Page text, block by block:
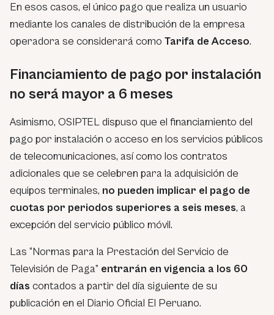
En esos casos, el único pago que realiza un usuario
mediante los canales de distribución de la empresa
operadora se considerará como Tarifa de Acceso.
Financiamiento de pago por instalación
no será mayor a 6 meses
Asimismo, OSIPTEL dispuso que el financiamiento del
pago por instalación o acceso en los servicios públicos
de telecomunicaciones, así como los contratos
adicionales que se celebren para la adquisición de
equipos terminales, no pueden implicar el pago de
cuotas por periodos superiores a seis meses, a
excepción del servicio público móvil.
Las “Normas para la Prestación del Servicio de
Televisión de Paga” entrarán en vigencia a los 60
días contados a partir del día siguiente de su
publicación en el Diario Oficial El Peruano.